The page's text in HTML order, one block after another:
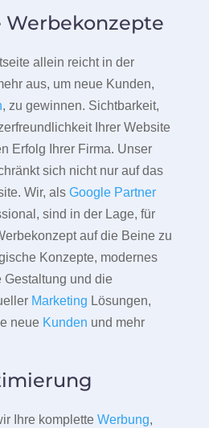
allein reicht in der
aus, um neue Kunden,
, zu gewinnen. Sichtbarkeit,
Ihrer Website
Erfolg Ihrer Firma. Unser
sich nicht nur auf das
Wir, als Google Partner
sind in der Lage, für
auf die Beine zu
Konzepte, modernes
Gestaltung und die
Marketing Lösungen,
neue Kunden und mehr
Ihre komplette Werbung,